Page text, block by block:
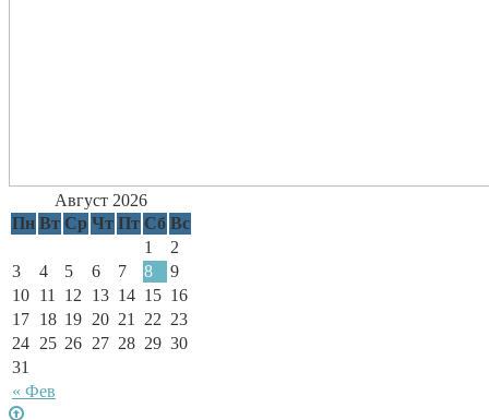
Август 2026
Пн Вт Ср Чт Пт Сб Вс
« Фев
1
2
3
4 5 6 7 8
9
10 11 12 13 14 15 16
17 18 19 20 21 22 23
24 25 26 27 28 29 30
31